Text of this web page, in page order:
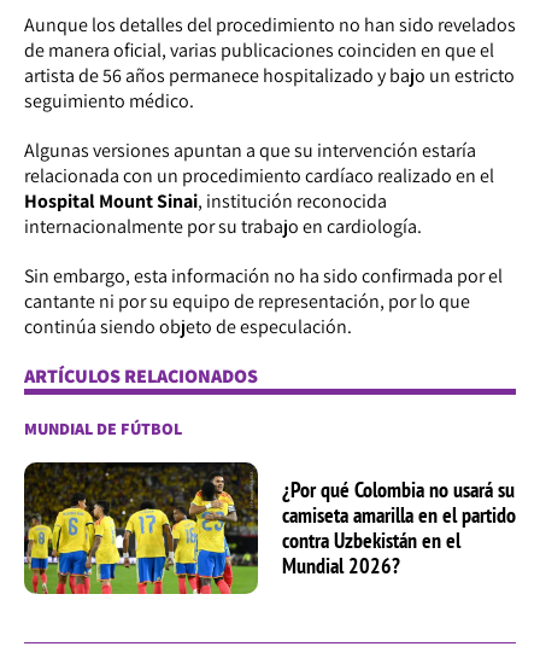
Aunque los detalles del procedimiento no han sido revelados
de manera oficial, varias publicaciones coinciden en que el
artista de 56 años permanece hospitalizado y bajo un estricto
seguimiento médico.
Algunas versiones apuntan a que su intervención estaría
relacionada con un procedimiento cardíaco realizado en el
Hospital Mount Sinai, institución reconocida
internacionalmente por su trabajo en cardiología.
Sin embargo, esta información no ha sido confirmada por el
cantante ni por su equipo de representación, por lo que
continúa siendo objeto de especulación.
ARTÍCULOS RELACIONADOS
MUNDIAL DE FÚTBOL
¿Por qué Colombia no usará su
camiseta amarilla en el partido
contra Uzbekistán en el
Mundial 2026?